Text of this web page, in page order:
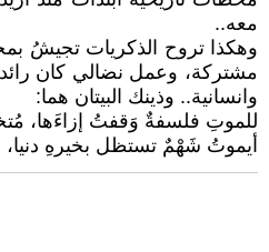
معه..
وهكذا تروح الذكريات تجيشُ
مشتركة، وعمل نضالي كان
وانسانية.. وذينك البيتان هما:
للموتِ فلسفةٌ وَقفتُ إزاءَها،
أيموتُ شَهْمٌ تستظل بخيرهِ دنيا،